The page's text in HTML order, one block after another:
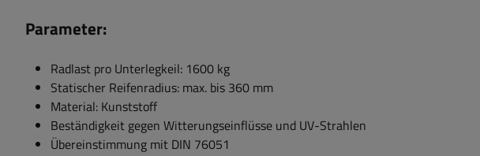
Parameter:
Radlast pro Unterlegkeil: 1600 kg
Statischer Reifenradius: max. bis 360 mm
Material: Kunststoff
Beständigkeit gegen Witterungseinflüsse und UV-Strahlen
Übereinstimmung mit DIN 76051